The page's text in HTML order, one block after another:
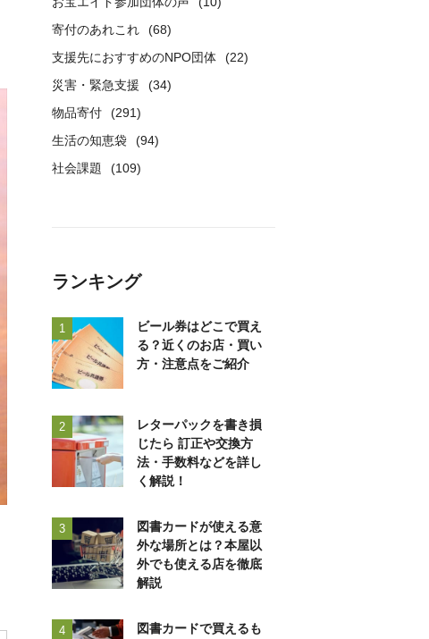
寄付のあれこれ
(68)
支援先におすすめのNPO団体
(22)
災害・緊急支援
(34)
物品寄付
(291)
生活の知恵袋
(94)
社会課題
(109)
ランキング
1
ビール券はどこで買え
る？近くのお店・買い
方・注意点をご紹介
2
レターパックを書き損
じたら 訂正や交換方
法・手数料などを詳し
く解説！
3
図書カードが使える意
外な場所とは？本屋以
外でも使える店を徹底
解説
4
図書カードで買えるも